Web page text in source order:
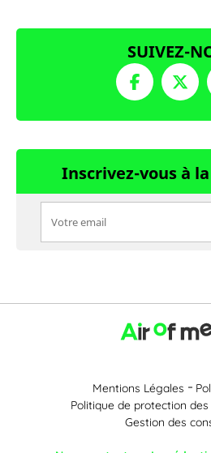
SUIVEZ-
Inscrivez-vous à
Mentions Légales
Politique de protection
Gestion des